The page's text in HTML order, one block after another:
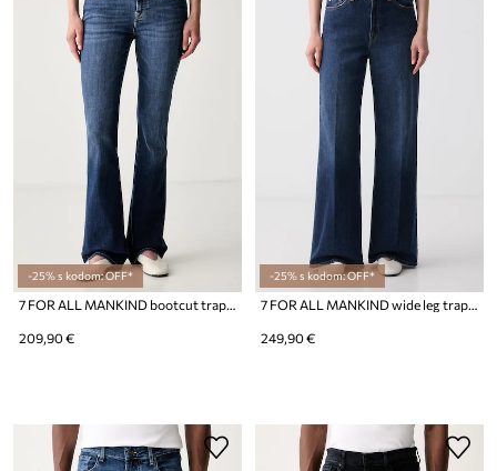
-25% s kodom: OFF*
7 FOR ALL MANKIND bootcut traperice za žene
209,90 €
-25% s kodom: OFF*
7 FOR ALL MANKIND wide leg traperice za žene
249,90 €